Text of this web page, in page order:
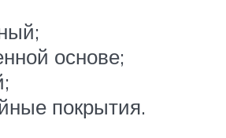
основе;
покрытия.